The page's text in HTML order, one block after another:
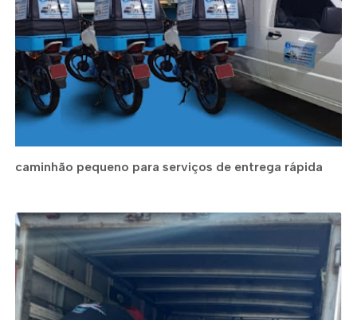
caminhão pequeno para serviços de entrega rápida